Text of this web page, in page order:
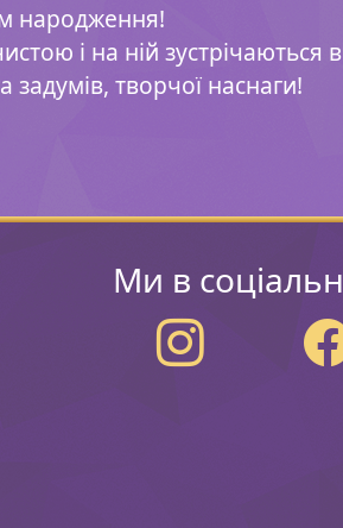
народження!
і на ній зустрічаються
задумів, творчої наснаги!
Ми в